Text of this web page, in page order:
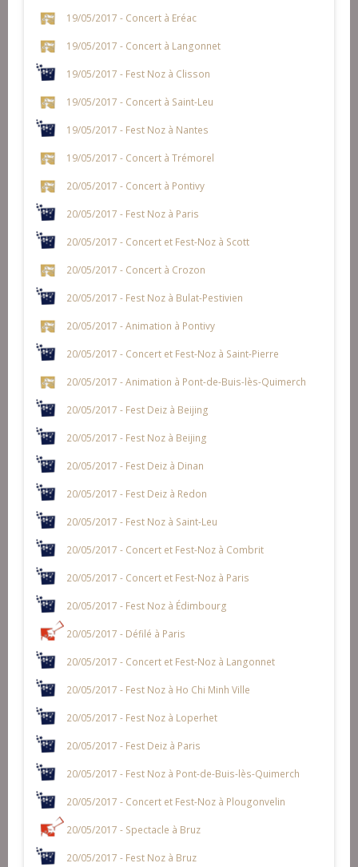
19/05/2017 - Concert à Eréac
19/05/2017 - Concert à Langonnet
19/05/2017 - Fest Noz à Clisson
19/05/2017 - Concert à Saint-Leu
19/05/2017 - Fest Noz à Nantes
19/05/2017 - Concert à Trémorel
20/05/2017 - Concert à Pontivy
20/05/2017 - Fest Noz à Paris
20/05/2017 - Concert et Fest-Noz à Scott
20/05/2017 - Concert à Crozon
20/05/2017 - Fest Noz à Bulat-Pestivien
20/05/2017 - Animation à Pontivy
20/05/2017 - Concert et Fest-Noz à Saint-Pierre
20/05/2017 - Animation à Pont-de-Buis-lès-Quimerch
20/05/2017 - Fest Deiz à Beijing
20/05/2017 - Fest Noz à Beijing
20/05/2017 - Fest Deiz à Dinan
20/05/2017 - Fest Deiz à Redon
20/05/2017 - Fest Noz à Saint-Leu
20/05/2017 - Concert et Fest-Noz à Combrit
20/05/2017 - Concert et Fest-Noz à Paris
20/05/2017 - Fest Noz à Édimbourg
20/05/2017 - Défilé à Paris
20/05/2017 - Concert et Fest-Noz à Langonnet
20/05/2017 - Fest Noz à Ho Chi Minh Ville
20/05/2017 - Fest Noz à Loperhet
20/05/2017 - Fest Deiz à Paris
20/05/2017 - Fest Noz à Pont-de-Buis-lès-Quimerch
20/05/2017 - Concert et Fest-Noz à Plougonvelin
20/05/2017 - Spectacle à Bruz
20/05/2017 - Fest Noz à Bruz